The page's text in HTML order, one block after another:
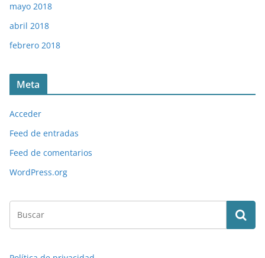
mayo 2018
abril 2018
febrero 2018
Meta
Acceder
Feed de entradas
Feed de comentarios
WordPress.org